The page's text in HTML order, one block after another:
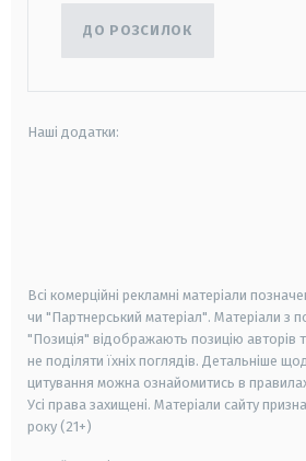
ДО РОЗСИЛОК
Наші додатки:
Всі комерційні рекламні матеріали
чи "Партнерський матеріал". Матеріали з
"Позиція" відображають позицію авторів
не поділяти їхніх поглядів. Детальніше
цитування можна ознайомитись в
Усі права захищені. Матеріали сайту
року (21+)